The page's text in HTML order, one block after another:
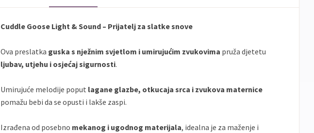
Cuddle Goose Light & Sound – Prijatelj za slatke snove
Ova preslatka guska s nježnim svjetlom i umirujućim zvukovima pruža djetetu
ljubav, utjehu i osjećaj sigurnosti.
Umirujuće melodije poput lagane glazbe, otkucaja srca i zvukova maternice
pomažu bebi da se opusti i lakše zaspi.
Izrađena od posebno mekanog i ugodnog materijala, idealna je za maženje i